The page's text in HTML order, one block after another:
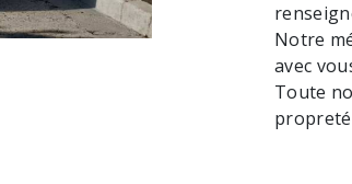
Notre
avec
Toute